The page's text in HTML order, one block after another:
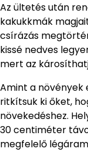
Az ültetés után
kakukkmák
csírázás
kissé nedves
mert az
Amint a növények
ritkítsuk ki őket,
növekedéshez.
30 centiméter
megfelelő